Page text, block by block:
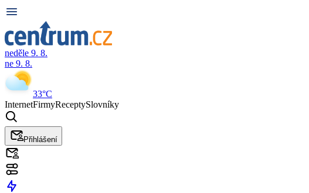
neděle 9. 8.
ne 9. 8.
33°C
InternetFirmyReceptySlovníky
Přihlášení